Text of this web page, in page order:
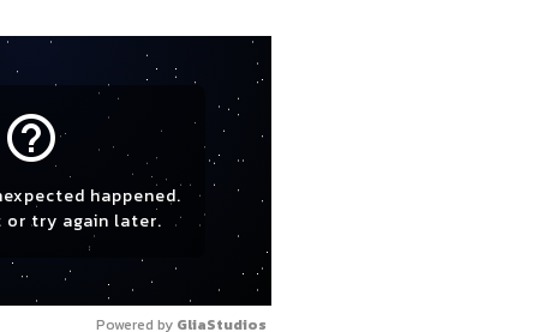
help_outline
happened.
or try again later.
Powered by GliaStudios